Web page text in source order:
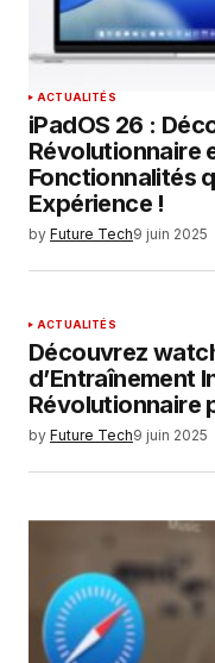
ACTUALITÉS
iPadOS 26 :
Révolutionnaire
Fonctionnalités
Expérience !
by Future Tech9 juin 2025
ACTUALITÉS
Découvrez
d’Entraînement
Révolutionnaire
by Future Tech9 juin 2025